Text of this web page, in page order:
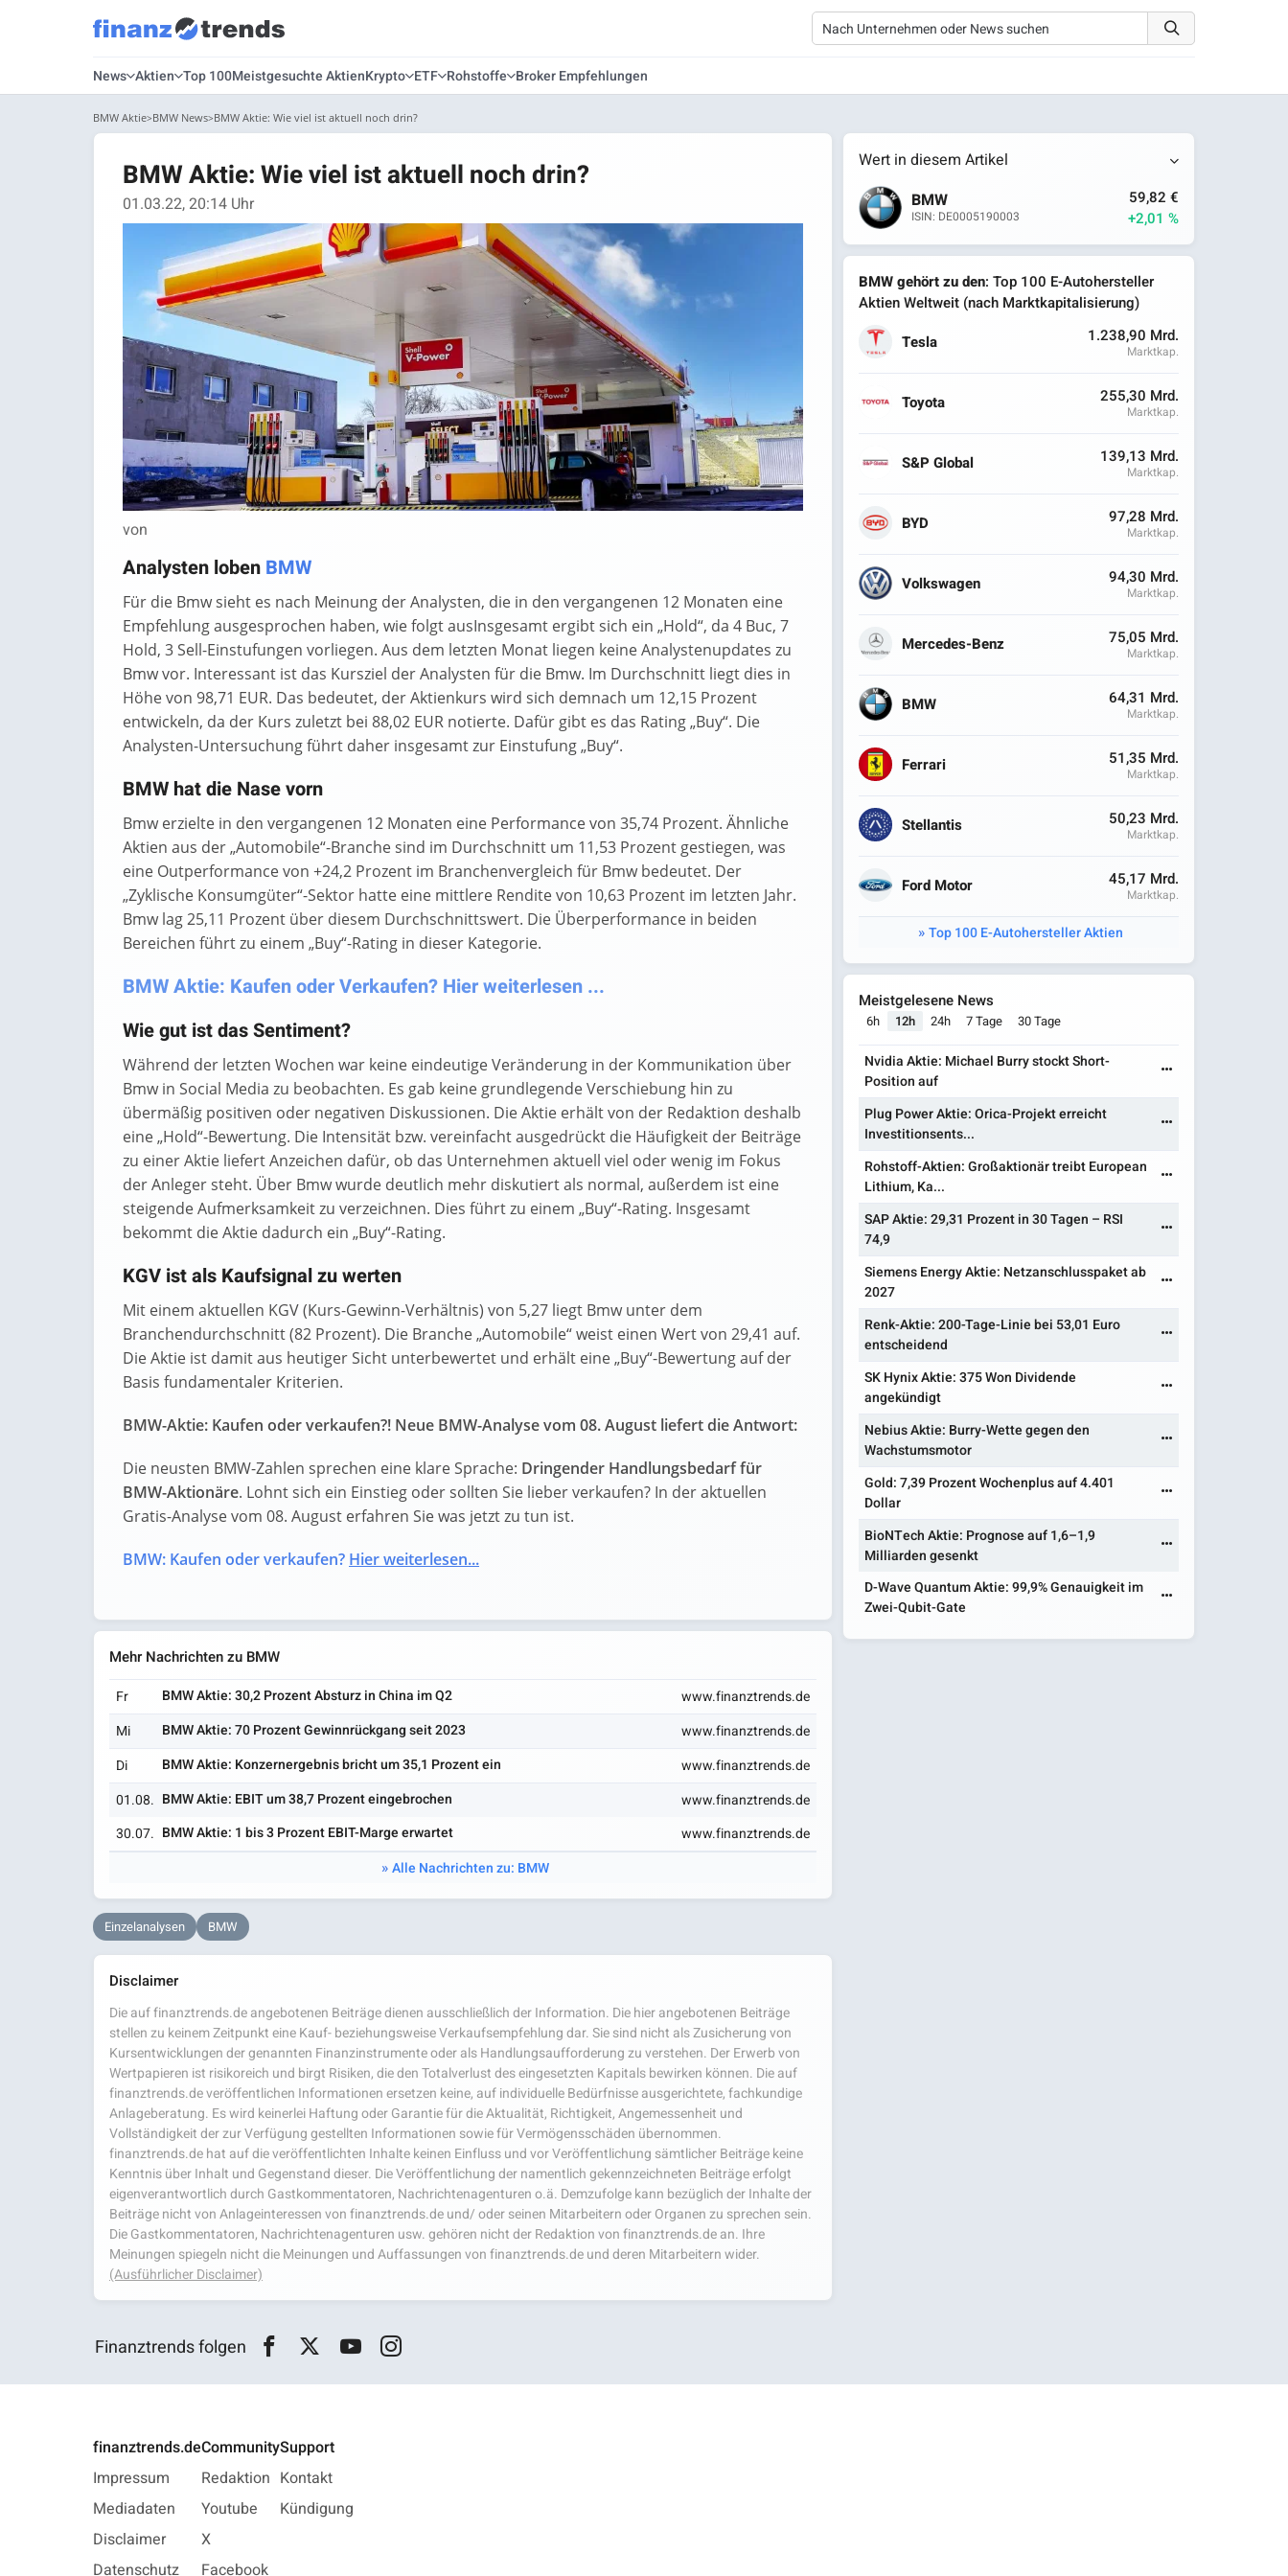
News Aktien Top 100Meistgesuchte AktienKrypto ETF Rohstoffe Broker Empfehlungen
BMW Aktie BMW News BMW Aktie: Wie viel ist aktuell noch drin?
BMW Aktie: Wie viel ist aktuell noch drin?
01.03.22, 20:14 Uhr
von
Analysten loben BMW
Für die Bmw sieht es nach Meinung der Analysten, die in den vergangenen 12 Monaten eine
Empfehlung ausgesprochen haben, wie folgt ausInsgesamt ergibt sich ein „Hold“, da 4 Buc, 7
Hold, 3 Sell-Einstufungen vorliegen. Aus dem letzten Monat liegen keine Analystenupdates zu
Bmw vor. Interessant ist das Kursziel der Analysten für die Bmw. Im Durchschnitt liegt dies in
Höhe von 98,71 EUR. Das bedeutet, der Aktienkurs wird sich demnach um 12,15 Prozent
entwickeln, da der Kurs zuletzt bei 88,02 EUR notierte. Dafür gibt es das Rating „Buy“. Die
Analysten-Untersuchung führt daher insgesamt zur Einstufung „Buy“.
BMW hat die Nase vorn
Bmw erzielte in den vergangenen 12 Monaten eine Performance von 35,74 Prozent. Ähnliche
Aktien aus der „Automobile“-Branche sind im Durchschnitt um 11,53 Prozent gestiegen, was
eine Outperformance von +24,2 Prozent im Branchenvergleich für Bmw bedeutet. Der
„Zyklische Konsumgüter“-Sektor hatte eine mittlere Rendite von 10,63 Prozent im letzten Jahr.
Bmw lag 25,11 Prozent über diesem Durchschnittswert. Die Überperformance in beiden
Bereichen führt zu einem „Buy“-Rating in dieser Kategorie.
BMW Aktie: Kaufen oder Verkaufen? Hier weiterlesen ...
Wie gut ist das Sentiment?
Während der letzten Wochen war keine eindeutige Veränderung in der Kommunikation über
Bmw in Social Media zu beobachten. Es gab keine grundlegende Verschiebung hin zu
übermäßig positiven oder negativen Diskussionen. Die Aktie erhält von der Redaktion deshalb
eine „Hold“-Bewertung. Die Intensität bzw. vereinfacht ausgedrückt die Häufigkeit der Beiträge
zu einer Aktie liefert Anzeichen dafür, ob das Unternehmen aktuell viel oder wenig im Fokus
der Anleger steht. Über Bmw wurde deutlich mehr diskutiert als normal, außerdem ist eine
steigende Aufmerksamkeit zu verzeichnen. Dies führt zu einem „Buy“-Rating. Insgesamt
bekommt die Aktie dadurch ein „Buy“-Rating.
KGV ist als Kaufsignal zu werten
Mit einem aktuellen KGV (Kurs-Gewinn-Verhältnis) von 5,27 liegt Bmw unter dem
Branchendurchschnitt (82 Prozent). Die Branche „Automobile“ weist einen Wert von 29,41 auf.
Die Aktie ist damit aus heutiger Sicht unterbewertet und erhält eine „Buy“-Bewertung auf der
Basis fundamentaler Kriterien.
BMW-Aktie: Kaufen oder verkaufen?! Neue BMW-Analyse vom 08. August liefert die Antwort:
Die neusten BMW-Zahlen sprechen eine klare Sprache: Dringender Handlungsbedarf für
BMW-Aktionäre. Lohnt sich ein Einstieg oder sollten Sie lieber verkaufen? In der aktuellen
Gratis-Analyse vom 08. August erfahren Sie was jetzt zu tun ist.
BMW: Kaufen oder verkaufen? Hier weiterlesen...
Mehr Nachrichten zu BMW
Fr BMW Aktie: 30,2 Prozent Absturz in China im Q2
www.finanztrends.de
Mi
BMW Aktie: 70 Prozent Gewinnrückgang seit 2023
www.finanztrends.de
Di
BMW Aktie: Konzernergebnis bricht um 35,1 Prozent ein
www.finanztrends.de
01.08. BMW Aktie: EBIT um 38,7 Prozent eingebrochen
www.finanztrends.de
30.07. BMW Aktie: 1 bis 3 Prozent EBIT-Marge erwartet
www.finanztrends.de
Alle Nachrichten zu: BMW
Einzelanalysen BMW
Disclaimer
Die auf finanztrends.de angebotenen Beiträge dienen ausschließlich der Information. Die hier angebotenen Beiträge
stellen zu keinem Zeitpunkt eine Kauf- beziehungsweise Verkaufsempfehlung dar. Sie sind nicht als Zusicherung von
Kursentwicklungen der genannten Finanzinstrumente oder als Handlungsaufforderung zu verstehen. Der Erwerb von
Wertpapieren ist risikoreich und birgt Risiken, die den Totalverlust des eingesetzten Kapitals bewirken können. Die auf
finanztrends.de veröffentlichen Informationen ersetzen keine, auf individuelle Bedürfnisse ausgerichtete, fachkundige
Anlageberatung. Es wird keinerlei Haftung oder Garantie für die Aktualität, Richtigkeit, Angemessenheit und
Vollständigkeit der zur Verfügung gestellten Informationen sowie für Vermögensschäden übernommen.
finanztrends.de hat auf die veröffentlichten Inhalte keinen Einfluss und vor Veröffentlichung sämtlicher Beiträge keine
Kenntnis über Inhalt und Gegenstand dieser. Die Veröffentlichung der namentlich gekennzeichneten Beiträge erfolgt
eigenverantwortlich durch Gastkommentatoren, Nachrichtenagenturen o.ä. Demzufolge kann bezüglich der Inhalte der
Beiträge nicht von Anlageinteressen von finanztrends.de und/ oder seinen Mitarbeitern oder Organen zu sprechen sein.
Die Gastkommentatoren, Nachrichtenagenturen usw. gehören nicht der Redaktion von finanztrends.de an. Ihre
Meinungen spiegeln nicht die Meinungen und Auffassungen von finanztrends.de und deren Mitarbeitern wider.
(Ausführlicher Disclaimer)
Wert in diesem Artikel
BMW
ISIN: DE0005190003
59,82 €
+2,01 %
BMW gehört zu den: Top 100 E-Autohersteller
Aktien Weltweit (nach Marktkapitalisierung)
Tesla
1.238,90 Mrd.
Marktkap.
Toyota 255,30 Mrd.
Marktkap.
S&P Global 139,13 Mrd.
Marktkap.
BYD 97,28 Mrd.
Marktkap.
Volkswagen 94,30 Mrd.
Marktkap.
Mercedes-Benz 75,05 Mrd.
Marktkap.
BMW 64,31 Mrd.
Marktkap.
Ferrari 51,35 Mrd.
Marktkap.
Stellantis 50,23 Mrd.
Marktkap.
Ford Motor 45,17 Mrd.
Marktkap.
Top 100 E-Autohersteller Aktien
Meistgelesene News
6h 12h 24h 7 Tage 30 Tage
Nvidia Aktie: Michael Burry stockt Short-
Position auf
Plug Power Aktie: Orica-Projekt erreicht
Investitionsents...
Rohstoff-Aktien: Großaktionär treibt European
Lithium, Ka...
SAP Aktie: 29,31 Prozent in 30 Tagen – RSI
74,9
Siemens Energy Aktie: Netzanschlusspaket ab
2027
Renk-Aktie: 200-Tage-Linie bei 53,01 Euro
entscheidend
SK Hynix Aktie: 375 Won Dividende
angekündigt
Nebius Aktie: Burry-Wette gegen den
Wachstumsmotor
Gold: 7,39 Prozent Wochenplus auf 4.401
Dollar
BioNTech Aktie: Prognose auf 1,6–1,9
Milliarden gesenkt
D-Wave Quantum Aktie: 99,9% Genauigkeit im
Zwei-Qubit-Gate
Finanztrends folgen
finanztrends.de
Impressum
Mediadaten
Disclaimer
Datenschutz
Community
Redaktion
Youtube
X
Facebook
Support
Kontakt
Kündigung